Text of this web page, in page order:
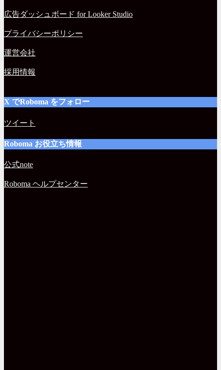
広告ダッシュボード for Looker Studio
プライバシーポリシー
運営会社
採用情報
X でRoboma をフォロー
ツイート
Roboma お役立ち情報
公式note
Roboma ヘルプセンター